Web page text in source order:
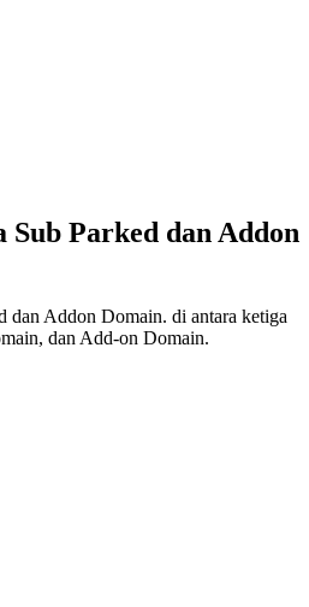
Sub Parked dan Addon
dan Addon Domain. di antara ketiga
dan Add-on Domain.